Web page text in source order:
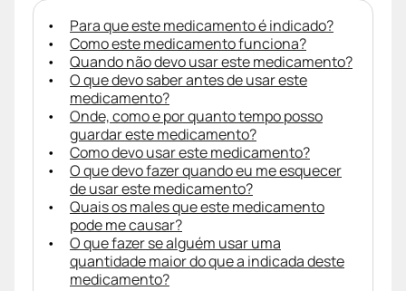
Para que este medicamento é indicado?
Como este medicamento funciona?
Quando não devo usar este medicamento?
O que devo saber antes de usar este
medicamento?
Onde, como e por quanto tempo posso
guardar este medicamento?
Como devo usar este medicamento?
O que devo fazer quando eu me esquecer
de usar este medicamento?
Quais os males que este medicamento
pode me causar?
O que fazer se alguém usar uma
quantidade maior do que a indicada deste
medicamento?